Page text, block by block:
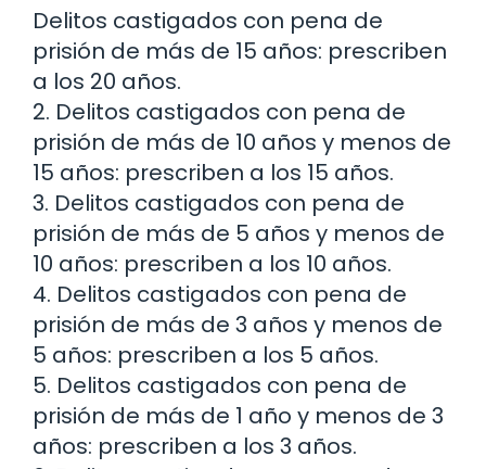
Delitos castigados con pena de
prisión de más de 15 años: prescriben
a los 20 años.
2. Delitos castigados con pena de
prisión de más de 10 años y menos de
15 años: prescriben a los 15 años.
3. Delitos castigados con pena de
prisión de más de 5 años y menos de
10 años: prescriben a los 10 años.
4. Delitos castigados con pena de
prisión de más de 3 años y menos de
5 años: prescriben a los 5 años.
5. Delitos castigados con pena de
prisión de más de 1 año y menos de 3
años: prescriben a los 3 años.